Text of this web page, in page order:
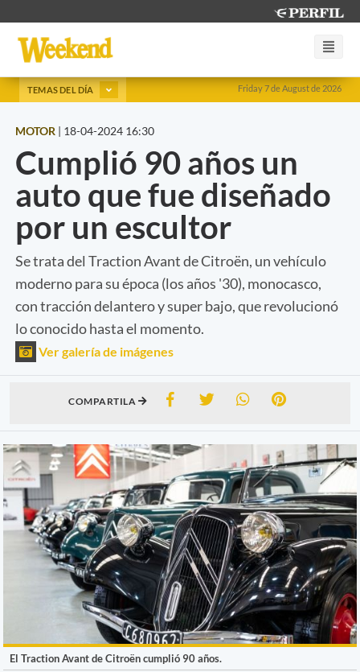
Friday 7 de August de 2026
TEMAS DEL DÍA
MOTOR | 18-04-2024 16:30
Cumplió 90 años un
auto que fue diseñado
por un escultor
Se trata del Traction Avant de Citroën, un vehículo
moderno para su época (los años '30), monocasco,
con tracción delantero y super bajo, que revolucionó
lo conocido hasta el momento.
Ver galería de imágenes
COMPARTILA
El Traction Avant de Citroën cumplió 90 años.